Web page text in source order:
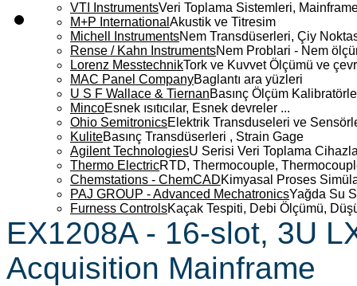
VTI InstrumentsVeri Toplama Sistemleri,
M+P International Akustik ve Titresim
Michell InstrumentsNem Transdüserleri, Çiy
Rense / Kahn InstrumentsNem Problari - Nem
Lorenz MesstechnikTork ve Kuvvet Ölçümü ve
MAC Panel CompanyBaglantı ara yüzleri
U S F Wallace & TiernanBasınç Ölçüm
MincoEsnek ısıtıcılar, Esnek devreler ...
Ohio SemitronicsElektrik Transduseleri ve
KuliteBasınç Transdüserleri , Strain Gage
Agilent TechnologiesU Serisi Veri Toplama
Thermo ElectricRTD, Thermocouple,
Chemstations - ChemCADKimyasal Proses
PAJ GROUP - Advanced MechatronicsYağda Su
Furness ControlsKaçak Tespiti, Debi Ölçümü,
EX1208A - 16-slot, 3U
Acquisition Mainframe